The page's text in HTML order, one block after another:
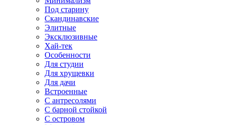
Под старину
Скандинавские
Элитные
Эксклюзивные
Хай-тек
Особенности
Для студии
Для хрущевки
Для дачи
Встроенные
С антресолями
С барной стойкой
С островом